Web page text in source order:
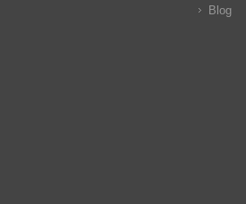
Blog